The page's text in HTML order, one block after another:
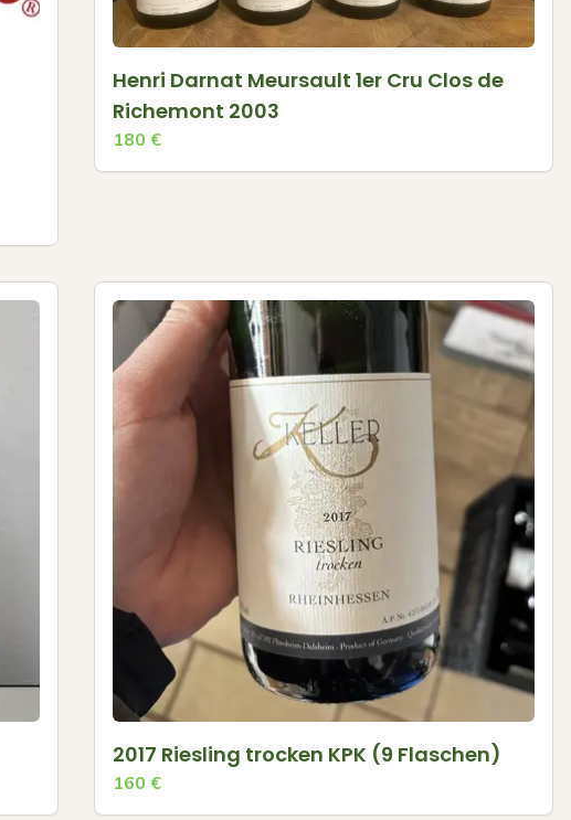
Henri Darnat Meursault 1er Cru Clos de
Richemont 2003
180 €
2017 Riesling trocken KPK (9 Flaschen)
160 €